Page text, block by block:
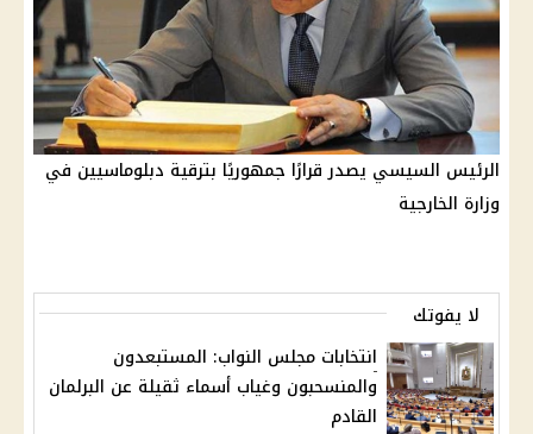
الرئيس السيسي يصدر قرارًا جمهوريًا بترقية دبلوماسيين في
وزارة الخارجية
لا يفوتك
انتخابات مجلس النواب: المستبعدون
والمنسحبون وغياب أسماء ثقيلة عن البرلمان
القادم